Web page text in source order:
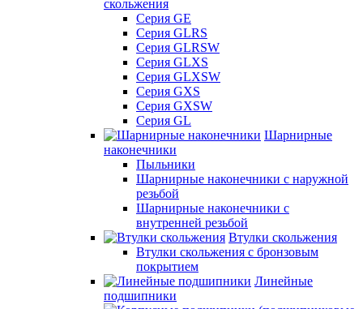
скольжения
Серия GE
Серия GLRS
Серия GLRSW
Серия GLXS
Серия GLXSW
Серия GXS
Серия GXSW
Серия GL
Шарнирные
наконечники
Пыльники
Шарнирные наконечники с наружной
резьбой
Шарнирные наконечники с
внутренней резьбой
Втулки скольжения
Втулки скольжения с бронзовым
покрытием
Линейные
подшипники